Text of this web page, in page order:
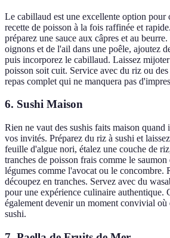
Le cabillaud est une excellente option pour
recette de poisson à la fois raffinée et
préparez une sauce aux câpres et au
oignons et de l'ail dans une poêle, ajoutez
puis incorporez le cabillaud. Laissez
poisson soit cuit. Service avec du riz ou
repas complet qui ne manquera pas
6. Sushi Maison
Rien ne vaut des sushis faits maison
vos invités. Préparez du riz à sushi et
feuille d'algue nori, étalez une couche de
tranches de poisson frais comme le
légumes comme l'avocat ou le concombre.
découpez en tranches. Servez avec du
pour une expérience culinaire authentique.
également devenir un moment convivial où
sushi.